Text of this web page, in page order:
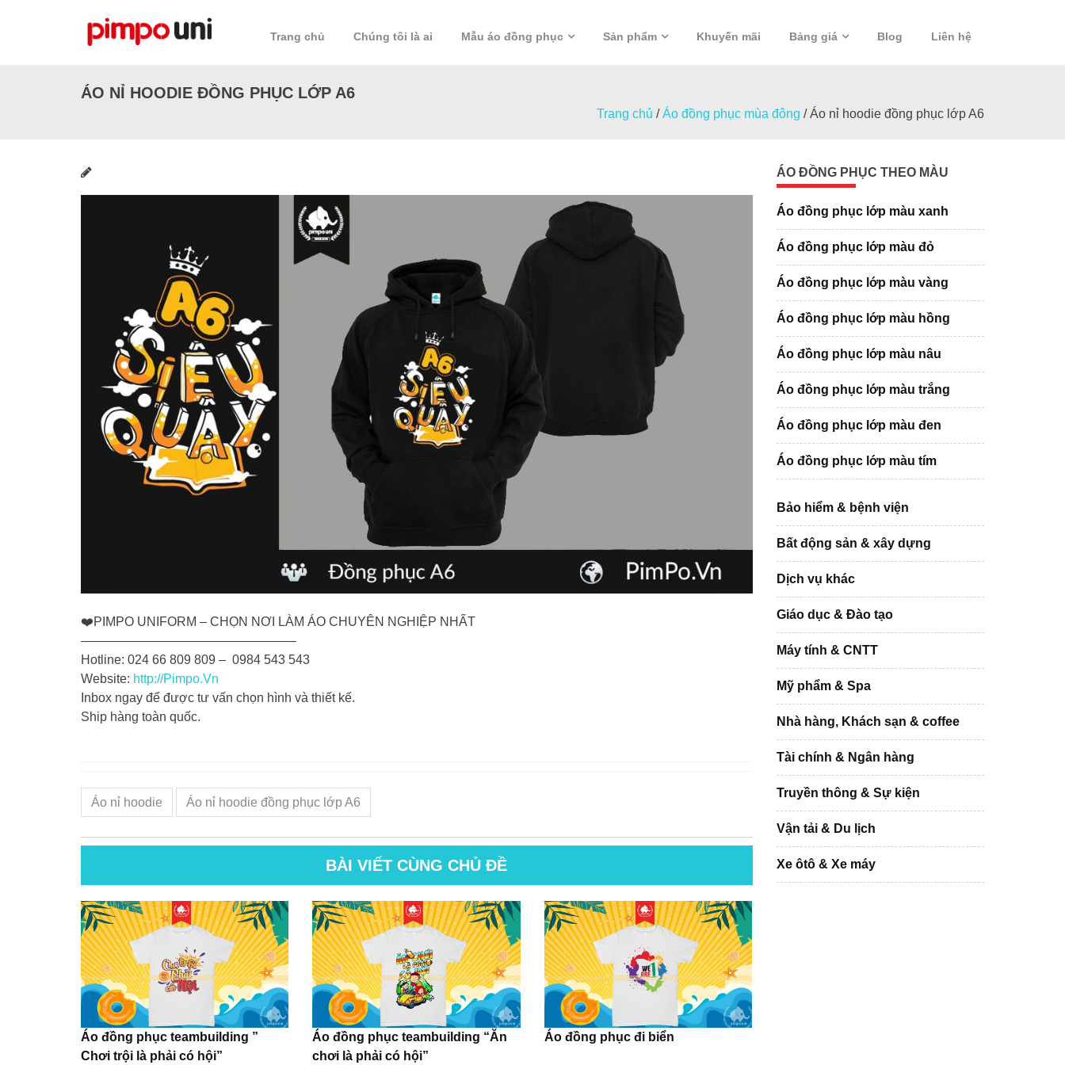
Trang chủ Chúng tôi là ai Mẫu áo đồng phục Sản phẩm Khuyến mãi Bảng giá Blog Liên hệ
ÁO NỈ HOODIE ĐỒNG PHỤC LỚP A6
Trang chủ /Áo đồng phục mùa đông /Áo nỉ hoodie đồng phục lớp A6
❤️PIMPO UNIFORM – CHỌN NƠI LÀM ÁO CHUYÊN NGHIỆP NHẤT
—————————————————
Hotline: 024 66 809 809 – 0984 543 543
Website: http://Pimpo.Vn
Inbox ngay để được tư vấn chọn hình và thiết kế.
Ship hàng toàn quốc.
Áo nỉ hoodie Áo nỉ hoodie đồng phục lớp A6
BÀI VIẾT CÙNG CHỦ ĐỀ
Áo đồng phục teambuilding ”
Chơi trội là phải có hội”
Áo đồng phục teambuilding “Ăn
chơi là phải có hội”
Áo đồng phục đi biển
ÁO ĐỒNG PHỤC THEO MÀU
Áo đồng phục lớp màu xanh
Áo đồng phục lớp màu đỏ
Áo đồng phục lớp màu vàng
Áo đồng phục lớp màu hồng
Áo đồng phục lớp màu nâu
Áo đồng phục lớp màu trắng
Áo đồng phục lớp màu đen
Áo đồng phục lớp màu tím
Bảo hiểm & bệnh viện
Bất động sản & xây dựng
Dịch vụ khác
Giáo dục & Đào tạo
Máy tính & CNTT
Mỹ phẩm & Spa
Nhà hàng, Khách sạn & coffee
Tài chính & Ngân hàng
Truyền thông & Sự kiện
Vận tải & Du lịch
Xe ôtô & Xe máy